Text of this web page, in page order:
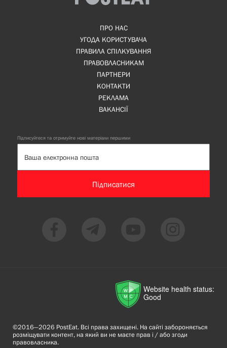
ПРО НАС
УГОДА КОРИСТУВАЧА
ПРАВИЛА СПІЛКУВАННЯ
ПРАВОВЛАСНИКАМ
ПАРТНЕРИ
КОНТАКТИ
РЕКЛАМА
ВАКАНСІЇ
Підписуйтеся та отримуйте нові матеріали першими
Підписатися
Website health status:
Good
©2016—2026 PostEat. Всі права захищені. На сайті забороняється
розміщувати контент, на який ви не маєте прав і / або згоди
правовласника.